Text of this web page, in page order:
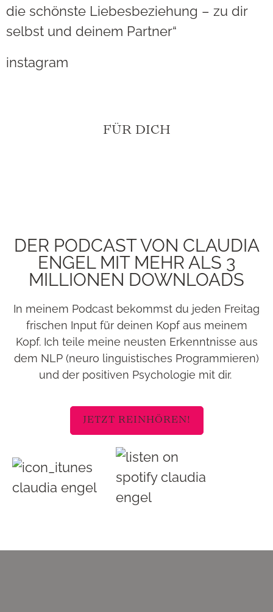
die schönste Liebesbeziehung – zu dir
selbst und deinem Partner“
instagram
FÜR DICH
DER PODCAST VON CLAUDIA
ENGEL MIT MEHR ALS 3
MILLIONEN DOWNLOADS
In meinem Podcast bekommst du jeden Freitag
frischen Input für deinen Kopf aus meinem
Kopf. Ich teile meine neusten Erkenntnisse aus
dem NLP (neuro linguistisches Programmieren)
und der positiven Psychologie mit dir.
JETZT REINHÖREN!